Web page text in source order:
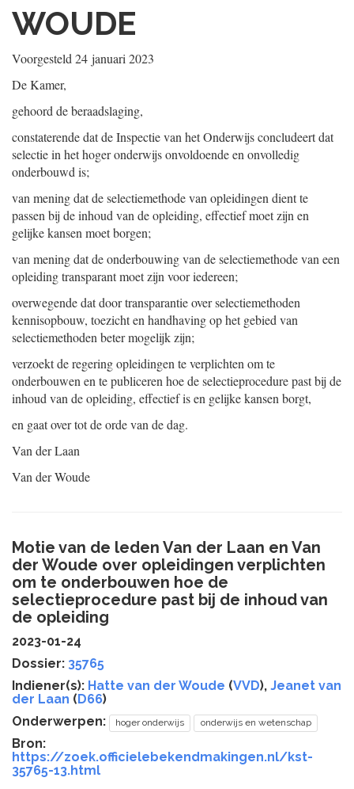
WOUDE
Voorgesteld 24 januari 2023
De Kamer,
gehoord de beraadslaging,
constaterende dat de Inspectie van het Onderwijs concludeert dat
selectie in het hoger onderwijs onvoldoende en onvolledig
onderbouwd is;
van mening dat de selectiemethode van opleidingen dient te
passen bij de inhoud van de opleiding, effectief moet zijn en
gelijke kansen moet borgen;
van mening dat de onderbouwing van de selectiemethode van een
opleiding transparant moet zijn voor iedereen;
overwegende dat door transparantie over selectiemethoden
kennisopbouw, toezicht en handhaving op het gebied van
selectiemethoden beter mogelijk zijn;
verzoekt de regering opleidingen te verplichten om te
onderbouwen en te publiceren hoe de selectieprocedure past bij de
inhoud van de opleiding, effectief is en gelijke kansen borgt,
en gaat over tot de orde van de dag.
Van der Laan
Van der Woude
Motie van de leden Van der Laan en Van
der Woude over opleidingen verplichten
om te onderbouwen hoe de
selectieprocedure past bij de inhoud van
de opleiding
2023-01-24
Dossier: 35765
Indiener(s): Hatte van der Woude (VVD), Jeanet van
der Laan (D66)
Onderwerpen:
hoger onderwijs onderwijs en wetenschap
Bron:
https://zoek.officielebekendmakingen.nl/kst-
35765-13.html